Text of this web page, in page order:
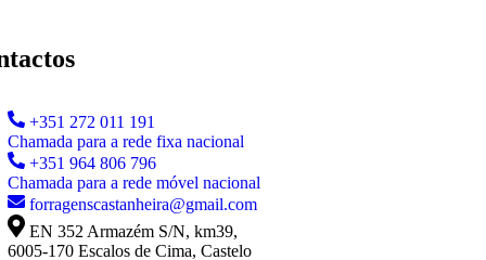
+351 272 011 191
Chamada para a rede fixa nacional
+351 964 806 796
Chamada para a rede móvel nacional
forragenscastanheira@gmail.com
EN 352 Armazém S/N, km39,
6005-170 Escalos de Cima, Castelo